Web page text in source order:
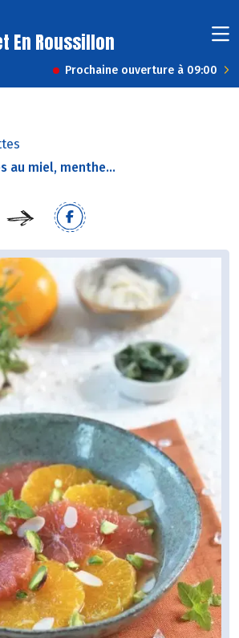
En Roussillon
Prochaine ouverture à 09:00
au miel, menthe...